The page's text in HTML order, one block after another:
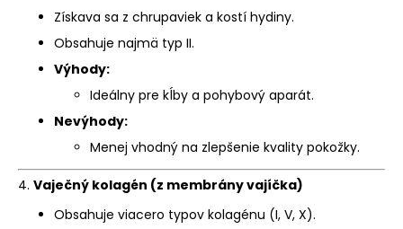
Získava sa z chrupaviek a kostí hydiny.
Obsahuje najmä typ II.
Výhody:
Ideálny pre kĺby a pohybový aparát.
Nevýhody:
Menej vhodný na zlepšenie kvality pokožky.
4. Vaječný kolagén (z membrány vajíčka)
Obsahuje viacero typov kolagénu (I, V, X).